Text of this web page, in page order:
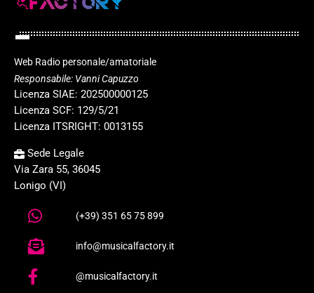
Web Radio personale/amatoriale
Responsabile: Vanni Capuzzo
Licenza SIAE: 202500000125
Licenza SCF: 129/5/21
Licenza ITSRIGHT: 0013155
Sede Legale
Via Zara 55, 36045
Lonigo (VI)
(+39) 351 65 75 899
info@musicalfactory.it
@musicalfactory.it